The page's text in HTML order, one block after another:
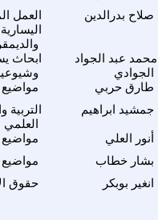
العمل
صلاح بدرالدين
ابحاث
محمد عبد الجواد
الجوادي
طارق حربي
التربية
العلمي
جمشيد ابراهيم
أنور العلي
بشار خطاب
حقوق
انغير بوبكر